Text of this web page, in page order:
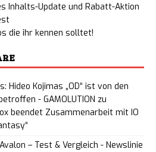
Inhalts-Update und Rabatt-Aktion
die ihr kennen solltet!
Kojimas „OD“ ist von den
- GAMOLUTION zu
beendet Zusammenarbeit mit IO
– Test & Vergleich - Newslinie